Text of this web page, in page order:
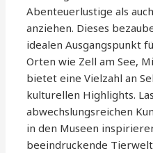
Abenteuerlustige als
anziehen. Dieses
idealen Ausgangspunkt
Orten wie Zell am See,
bietet eine Vielzahl an
kulturellen Highlights.
abwechslungsreichen
in den Museen
beeindruckende